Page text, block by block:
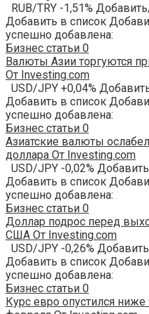
RUB/TRY -1,51%
Добавить в список
успешно добавлена:
Бизнес статьи 0
Валюты Азии торгуются
От Investing.com
USD/JPY +0,04%
Добавить в список
успешно добавлена:
Бизнес статьи 0
Азиатские валюты
доллара От Investing.com
USD/JPY -0,02%
Добавить в список
успешно добавлена:
Бизнес статьи 0
Доллар подрос перед
США От Investing.com
USD/JPY -0,26%
Добавить в список
успешно добавлена:
Бизнес статьи 0
Курс евро опустился